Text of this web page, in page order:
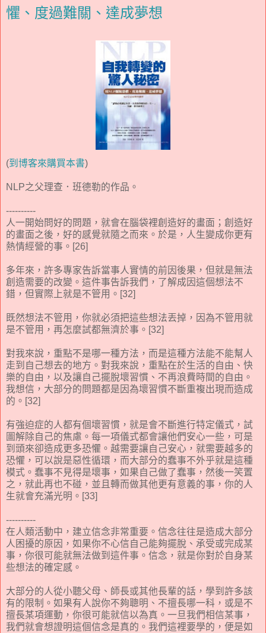
懼、度過難關、達成夢想
(到博客來購買本書)
NLP之父理查．班德勒的作品。
----------
人一開始問好的問題，就會在腦袋裡創造好的畫面；創造好
的畫面之後，好的感覺就隨之而來。於是，人生變成你更有
熱情經營的事。[26]
多年來，許多專家告訴當事人實情的前因後果，但就是無法
創造需要的改變。這件事告訴我們，了解成因這個想法不
錯，但實際上就是不管用。[32]
既然想法不管用，你就必須把這些想法丟掉，因為不管用就
是不管用，再怎麼試都無濟於事。[32]
對我來說，重點不是哪一種方法，而是這種方法能不能幫人
走到自己想去的地方。對我來說，重點在於生活的自由、快
樂的自由，以及讓自己擺脫壞習慣、不再浪費時間的自由。
我想信，大部分的問題都是因為壞習慣不斷重複出現而造成
的。[32]
有強迫症的人都有個壞習慣，就是會不斷進行特定儀式，試
圖解除自己的焦慮。每一項儀式都會讓他們安心一些，可是
到頭來卻造成更多恐懼。越需要讓自己安心，就需要越多的
恐懼，可以說是惡性循環，而大部分的蠢事不外乎就是這種
模式。蠢事不見得是壞事，如果自己做了蠢事，然後一笑置
之，就此再也不碰，並且轉而做其他更有意義的事，你的人
生就會充滿光明。[33]
----------
在人類活動中，建立信念非常重要。信念往往是造成大部分
人困擾的原因，如果你不心信自己能夠擺脫、承受或完成某
事，你很可能就無法做到這件事。信念，就是你對於自身某
些想法的確定感。
大部分的人從小聽父母、師長或其他長輩的話，學到許多該
有的限制。如果有人說你不夠聰明、不擅長哪一科，或是不
擅長某項運動，你很可能就信以為真。一旦我們相信某事，
我們就會想證明這個信念是真的。我們這裡要學的，便是如